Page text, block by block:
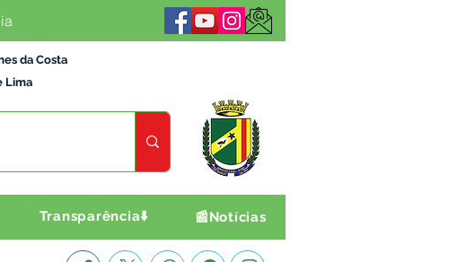
da Costa
Lima
Transparência⬇️ 📰Notícias